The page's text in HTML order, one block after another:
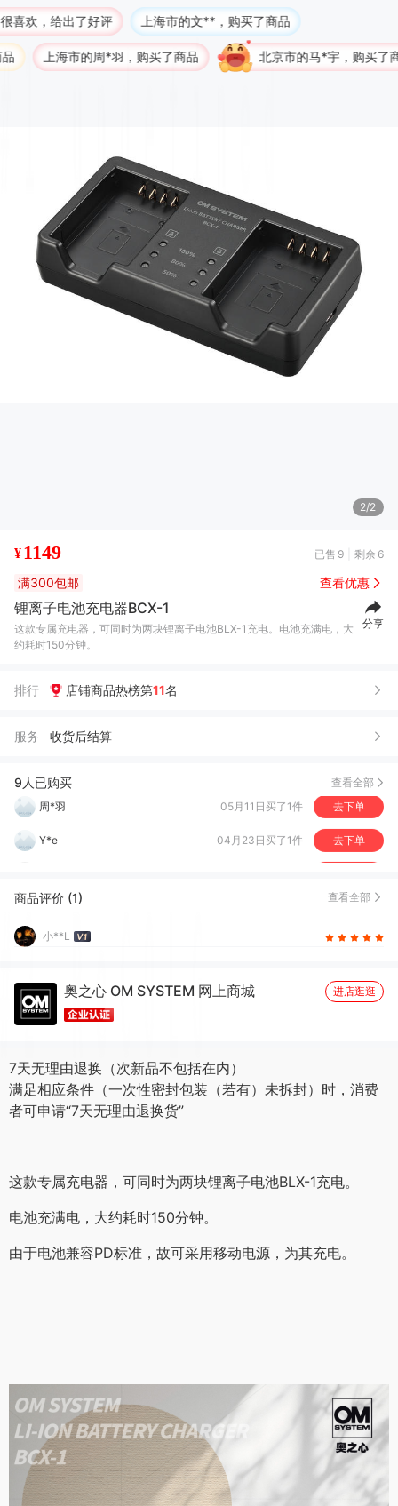
好评
的周*羽，购买了商品
上海市的文**，购买了商品
北京市的马*宇，购买了商品
2/2
¥1149 已售 9 剩余 6
满300包邮 查看优惠
锂离子电池充电器BCX-1
这款专属充电器，可同时为两块锂离子电池BLX-1充电。电池充满电，大
约耗时150分钟。
分享
排行 店铺商品热榜第11名
服务 收货后结算
9人已购买 查看全部
1***4
马*宇
周*羽
Y*e 去下单
小***L 03月02日买了1件 去下单
1***7 11月16日买了1件 去下单
商品评价 (1) 查看全部
小**L
奥之心 OM SYSTEM 网上商城 进店逛逛
7天无理由退换（次新品不包括在内）
满足相应条件（一次性密封包装（若有）未拆封）时，消费
者可申请“7天无理由退换货”
这款专属充电器，可同时为两块锂离子电池BLX-1充电。
电池充满电，大约耗时150分钟。
由于电池兼容PD标准，故可采用移动电源，为其充电。